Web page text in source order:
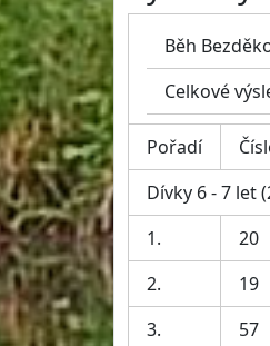
Běh
Celkové
Pořadí
Dívky 6 - 7 let
1.
20
2.
19
3.
57